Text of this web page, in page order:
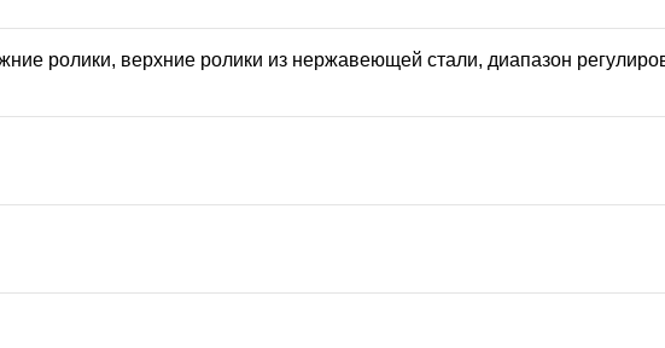
ролики, верхние ролики из нержавеющей стали, диапазон